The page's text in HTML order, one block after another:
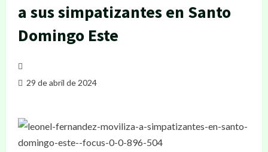
a sus simpatizantes en Santo
Domingo Este
29 de abril de 2024